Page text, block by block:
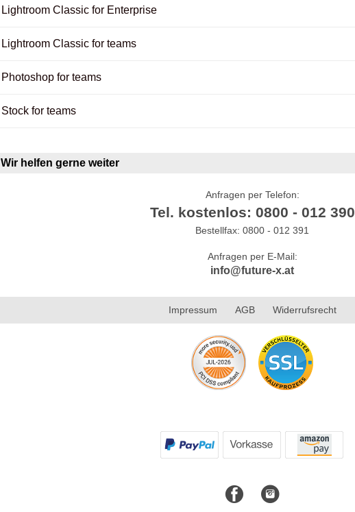
Lightroom Classic for Enterprise
Lightroom Classic for teams
Photoshop for teams
Stock for teams
Wir helfen gerne weiter
Anfragen per Telefon:
Tel. kostenlos: 0800 - 012 390
Bestellfax: 0800 - 012 391
Anfragen per E-Mail:
info@future-x.at
Impressum AGB Widerrufsrecht